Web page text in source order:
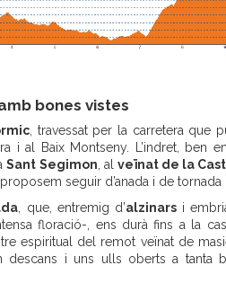
bones vistes
, travessat per la carretera que
i al Baix Montseny. L’indret, ben
Sant Segimon , al veïnat de la
seguir d’anada i de tornada
, que, entremig d’alzinarsi
floració-, ens durà fins a la
espiritual del remot veïnat de
i uns ulls oberts a tanta